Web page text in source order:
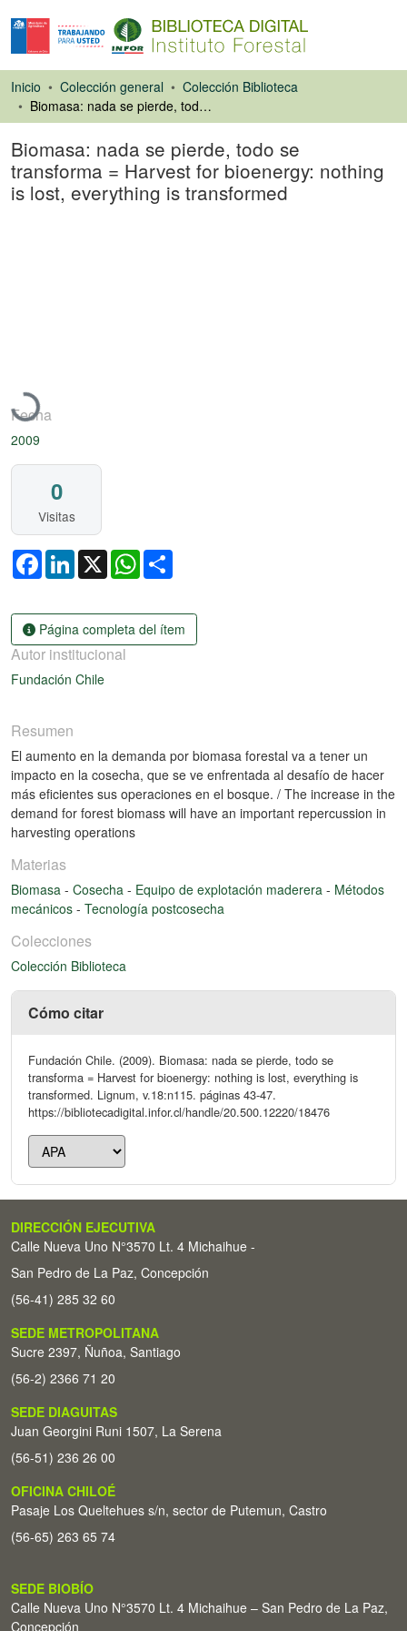
Inicio Colección general
Colección Biblioteca
Biomasa: nada se pierde, todo se transforma = Harvest for bioenergy: nothing is lost, everything is transformed
Biomasa: nada se pierde, todo se
transforma = Harvest for bioenergy: nothing
is lost, everything is transformed
Cargando...
Fecha
2009
0
Visitas
FacebookLinkedIn
X WhatsApp
Página completa del ítem
Autor institucional
Fundación Chile
Resumen
El aumento en la demanda por biomasa forestal va a tener un
impacto en la cosecha, que se ve enfrentada al desafío de hacer
más eficientes sus operaciones en el bosque. / The increase in the
demand for forest biomass will have an important repercussion in
harvesting operations
Materias
Biomasa - Cosecha - Equipo de explotación maderera - Métodos
mecánicos - Tecnología postcosecha
Colecciones
Colección Biblioteca
Cómo citar
Fundación Chile. (2009). Biomasa: nada se pierde, todo se
transforma = Harvest for bioenergy: nothing is lost, everything is
transformed. Lignum, v.18:n115. páginas 43-47.
https://bibliotecadigital.infor.cl/handle/20.500.12220/18476
DIRECCIÓN EJECUTIVA
Calle Nueva Uno N°3570 Lt. 4 Michaihue -
San Pedro de La Paz, Concepción
(56-41) 285 32 60
SEDE METROPOLITANA
Sucre 2397, Ñuñoa, Santiago
(56-2) 2366 71 20
SEDE DIAGUITAS
Juan Georgini Runi 1507, La Serena
(56-51) 236 26 00
OFICINA CHILOÉ
Pasaje Los Queltehues s/n, sector de Putemun, Castro
(56-65) 263 65 74
SEDE BIOBÍO
Calle Nueva Uno N°3570 Lt. 4 Michaihue – San Pedro de La Paz,
Concepción